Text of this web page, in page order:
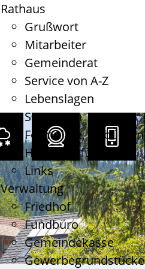
Rathaus
Grußwort
Mitarbeiter
Gemeinderat
Service von A-Z
Lebenslagen
Satzungen
Formulare, Gebühren
Haushaltsführung
Links
Verwaltung
Friedhof
Fundbüro
Gemeindekasse
Gewerbegrundstücke